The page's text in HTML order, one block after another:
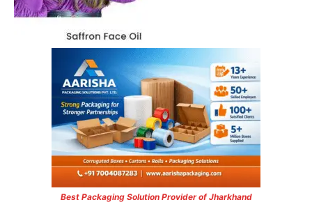
Best Packaging Solution Provider of Jharkhand